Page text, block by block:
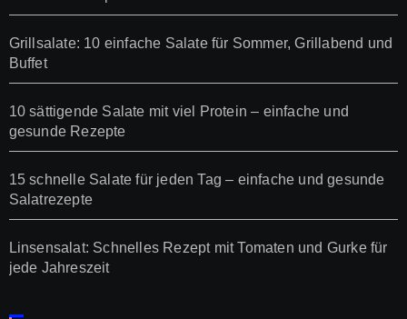
Grillsalate: 10 einfache Salate für Sommer, Grillabend und
Buffet
10 sättigende Salate mit viel Protein – einfache und
gesunde Rezepte
15 schnelle Salate für jeden Tag – einfache und gesunde
Salatrezepte
Linsensalat: Schnelles Rezept mit Tomaten und Gurke für
jede Jahreszeit